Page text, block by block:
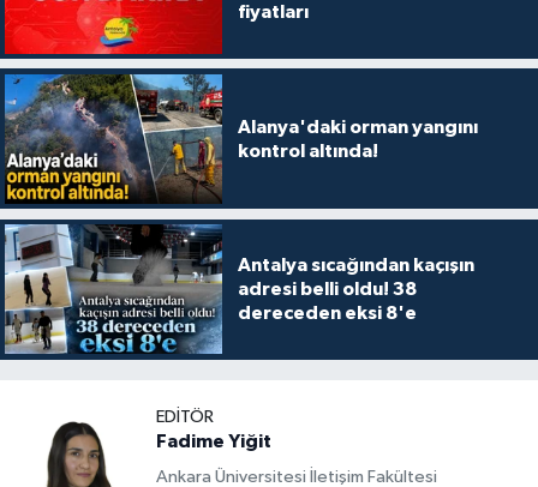
fiyatları
Alanya'daki orman yangını
kontrol altında!
Antalya sıcağından kaçışın
adresi belli oldu! 38
dereceden eksi 8'e
EDITÖR
Fadime Yiğit
Ankara Üniversitesi İletişim Fakültesi